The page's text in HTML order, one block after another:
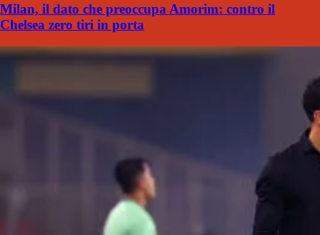
Milan, il dato che preoccupa Amorim: contro il
Chelsea zero tiri in porta